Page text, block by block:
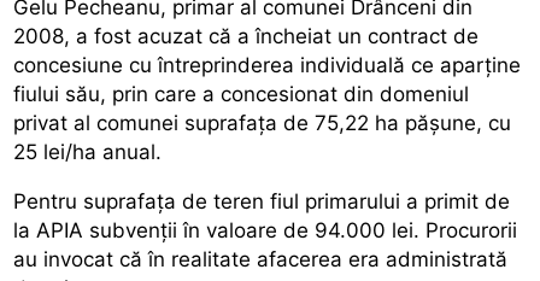
Gelu Pecheanu, primar al comunei Drânceni din
2008, a fost acuzat că a încheiat un contract de
concesiune cu întreprinderea individuală ce aparţine
fiului său, prin care a concesionat din domeniul
privat al comunei suprafaţa de 75,22 ha păşune, cu
25 lei/ha anual.
Pentru suprafaţa de teren fiul primarului a primit de
la APIA subvenţii în valoare de 94.000 lei. Procurorii
au invocat că în realitate afacerea era administrată